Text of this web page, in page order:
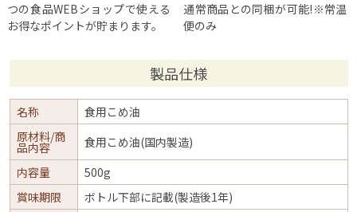
つの食品WEBショップで使える
お得なポイントが貯まります。
通常商品との同梱が可能!※常温
便のみ
製品仕様
名称
食用こめ油
原材料/商
品内容
食用こめ油(国内製造)
内容量
500g
賞味期限
ボトル下部に記載(製造後1年)